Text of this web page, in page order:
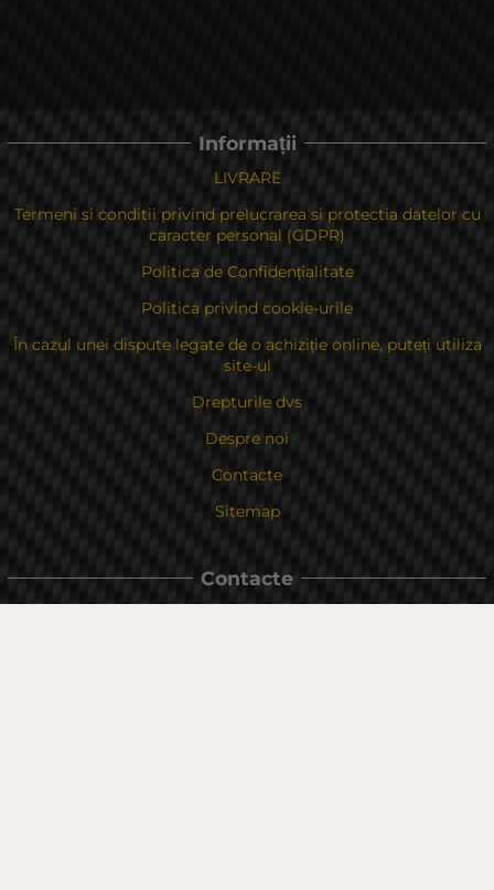
Informații
LIVRARE
Termeni si conditii privind prelucrarea si protectia datelor cu
caracter personal (GDPR)
Politica de Confidențialitate
Politica privind cookie-urile
În cazul unei dispute legate de o achiziție online, puteți utiliza
site-ul
Drepturile dvs
Despre noi
Contacte
Sitemap
Contacte